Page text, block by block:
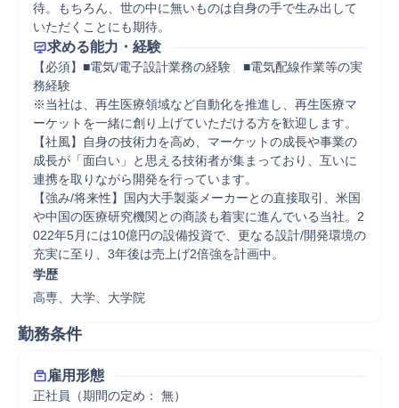
待。もちろん、世の中に無いものは自身の手で生み出して
いただくことにも期待。
求める能力・経験
【必須】■電気/電子設計業務の経験　■電気配線作業等の実
務経験
※当社は、再生医療領域など自動化を推進し、再生医療マ
ーケットを一緒に創り上げていただける方を歓迎します。
【社風】自身の技術力を高め、マーケットの成長や事業の
成長が「面白い」と思える技術者が集まっており、互いに
連携を取りながら開発を行っています。
【強み/将来性】国内大手製薬メーカーとの直接取引、米国
や中国の医療研究機関との商談も着実に進んでいる当社。2
022年5月には10億円の設備投資で、更なる設計/開発環境の
充実に至り、3年後は売上げ2倍強を計画中。
学歴
高専、大学、大学院
勤務条件
雇用形態
正社員（期間の定め： 無）